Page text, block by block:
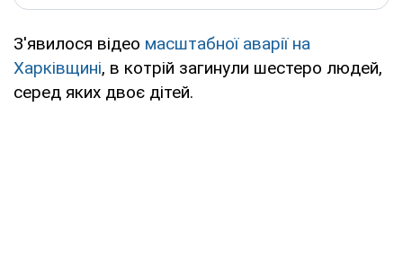
З'явилося відео масштабної аварії на
Харківщині, в котрій загинули шестеро людей,
серед яких двоє дітей.